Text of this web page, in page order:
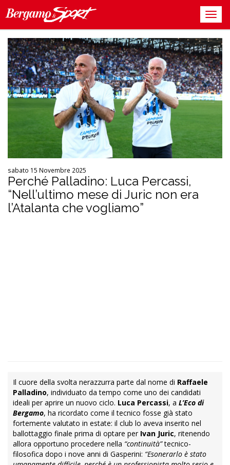
sabato 15 Novembre 2025
Perché Palladino: Luca Percassi,
“Nell’ultimo mese di Juric non era
l’Atalanta che vogliamo”
Il cuore della svolta nerazzurra parte dal nome di Raffaele
Palladino, individuato da tempo come uno dei candidati
ideali per aprire un nuovo ciclo. Luca Percassi, a L’Eco di
Bergamo, ha ricordato come il tecnico fosse già stato
fortemente valutato in estate: il club lo aveva inserito nel
ballottaggio finale prima di optare per Ivan Juric, ritenendo
allora opportuno procedere nella “continuità”tecnico-
filosofica dopo i nove anni di Gasperini: “Esonerarlo è stato